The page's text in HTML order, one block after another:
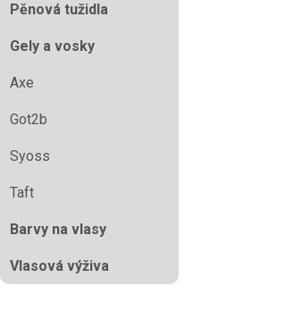
Pěnová tužidla
Gely a vosky
Axe
Got2b
Syoss
Taft
Barvy na vlasy
Vlasová výživa